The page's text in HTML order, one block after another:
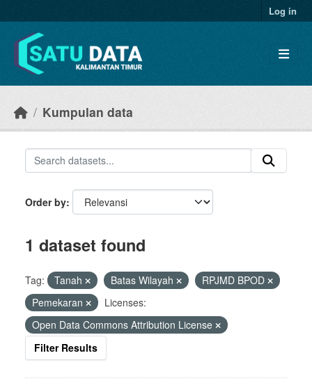
Log in
Kumpulan data
Order by
1 dataset found
Tag: Tanah Batas Wilayah
RPJMD BPOD
Pemekaran
Licenses:
Open Data Commons Attribution License
Filter Results